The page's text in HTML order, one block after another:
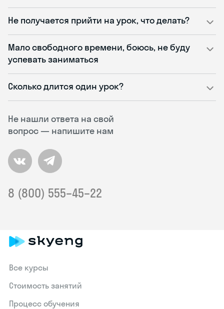
Не нашли ответа на свой
вопрос — напишите нам
8 (800) 555–45–22
Не получается прийти на урок, что делать?
Мало свободного времени, боюсь, не буду
успевать заниматься
Сколько длится один урок?
Все курсы
Стоимость занятий
Процесс обучения